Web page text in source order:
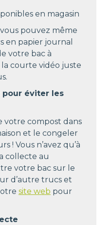
en magasin
pouvez même
en papier journal
votre bac à
courte vidéo juste
pour éviter les
votre compost dans
et le congeler
! Vous n’avez qu’à
collecte au
votre bac sur le
d’autre trucs et
site web pour